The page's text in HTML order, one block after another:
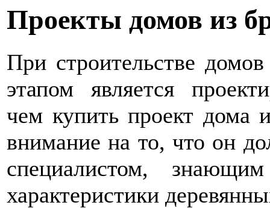
Проекты домов из
При строительстве
этапом является
чем купить проект дома
внимание на то, что он
специалистом,
характеристики